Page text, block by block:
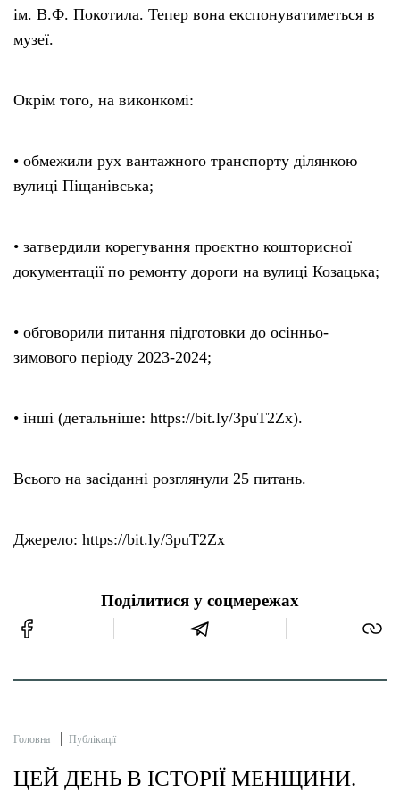
ім. В.Ф. Покотила. Тепер вона експонуватиметься в
музеї.
Окрім того, на виконкомі:
• обмежили рух вантажного транспорту ділянкою
вулиці Піщанівська;
• затвердили корегування проєктно кошторисної
документації по ремонту дороги на вулиці Козацька;
• обговорили питання підготовки до осінньо-
зимового періоду 2023-2024;
• інші (детальніше: https://bit.ly/3puT2Zx).
Всього на засіданні розглянули 25 питань.
Джерело: https://bit.ly/3puT2Zx
Поділитися у соцмережах
Головна Публікації
ЦЕЙ ДЕНЬ В ІСТОРІЇ МЕНЩИНИ.